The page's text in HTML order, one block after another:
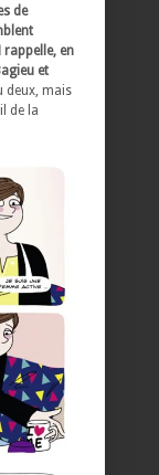
de
rappelle, en
et
deux, mais
de la